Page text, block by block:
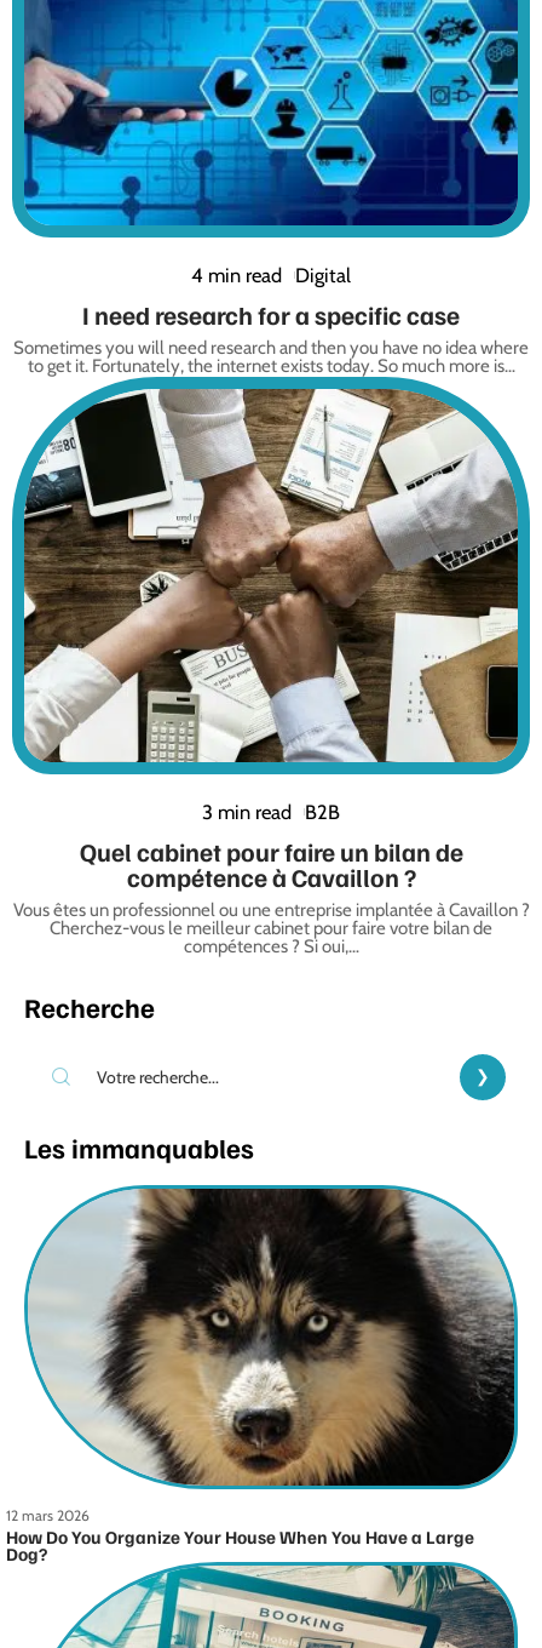
4 min read Digital
I need research for a specific case
Sometimes you will need research and then you have no idea where
to get it. Fortunately, the internet exists today. So much more is…
3 min read B2B
Quel cabinet pour faire un bilan de
compétence à Cavaillon ?
Vous êtes un professionnel ou une entreprise implantée à Cavaillon ?
Cherchez-vous le meilleur cabinet pour faire votre bilan de
compétences ? Si oui,…
Recherche
Les immanquables
12 mars 2026
How Do You Organize Your House When You Have a Large
Dog?